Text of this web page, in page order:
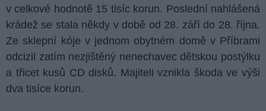
v celkové hodnotě 15 tisíc korun. Poslední nahlášená
krádež se stala někdy v době od 28. září do 28. října.
Ze sklepní kóje v jednom obytném domě v Příbrami
odcizil zatím nezjištěný nenechavec dětskou postýlku
a třicet kusů CD disků. Majiteli vznikla škoda ve výši
dva tisíce korun.